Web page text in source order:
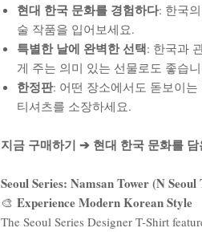
현대 한국 문화를 경험하다: 한국
술 작품을 입어보세요.
특별한 날에 완벽한 선택: 한국과
게 주는 의미 있는 선물로도 좋습
한정판: 어떤 장소에서도 돋보이
티셔츠를 소장하세요.
지금 구매하기 ➔ 현대 한국 문화를
Seoul Series: Namsan Tower (N
🎨 Experience Modern Korean Style
The Seoul Series Designer T-Shirt